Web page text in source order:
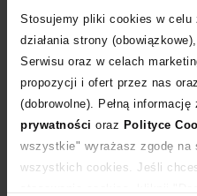
Stosujemy pliki cookies w celu
działania strony
Serwisu oraz w celach
propozycji i ofert przez nas
(dobrowolne). Pełną
prywatności oraz Polityce
wszystkie" wyrażasz zgodę na
wszystkich cookies. Jeśli
14 dni na zwrot towaru
+180 punktów zyskujesz w